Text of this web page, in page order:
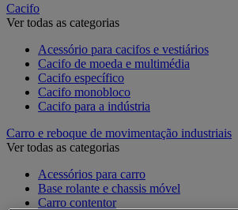
Cacifo
Ver todas as categorias
Acessório para cacifos e vestiários
Cacifo de moeda e multimédia
Cacifo específico
Cacifo monobloco
Cacifo para a indústria
Carro e reboque de movimentação industriais
Ver todas as categorias
Acessórios para carro
Base rolante e chassis móvel
Carro contentor